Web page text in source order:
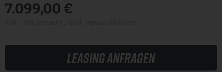
7.099,00 €
Leasing anfragen